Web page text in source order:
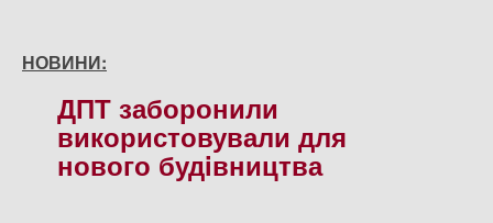
НОВИНИ:
ДПТ заборонили
використовували для
нового будiвництва